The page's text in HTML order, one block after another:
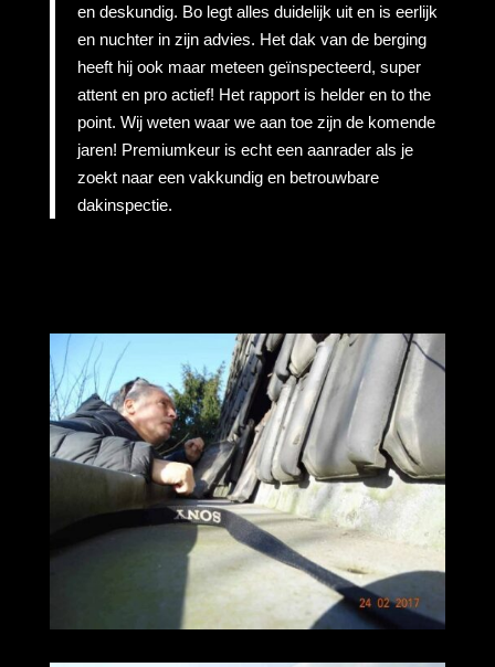
en deskundig. Bo legt alles duidelijk uit en is eerlijk
en nuchter in zijn advies. Het dak van de berging
heeft hij ook maar meteen geïnspecteerd, super
attent en pro actief! Het rapport is helder en to the
point. Wij weten waar we aan toe zijn de komende
jaren! Premiumkeur is echt een aanrader als je
zoekt naar een vakkundig en betrouwbare
dakinspectie.